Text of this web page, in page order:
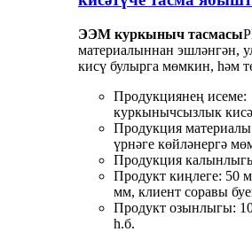
ЭЭМ куркыныч тасмасы
материалыннан эшләнгән,
кисү булырга мөмкин, һәм
Продукциянең исеме:
куркынычсызлык
Продукция
үрнәге көйләнергә
Продукция
Продукт киңлеге: 50
мм, клиент соравы
Продукт озынлыгы:
һ.б.